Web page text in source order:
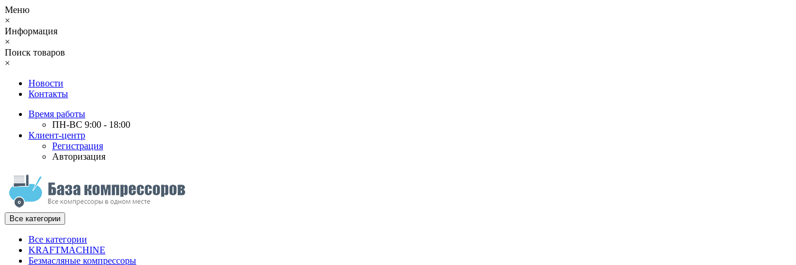
Меню
×
Информация
×
Поиск товаров
×
Новости
Контакты
Время работы
ПН-ВС 9:00 - 18:00
Клиент-центр
Регистрация
Авторизация
Все категории
Все категории
KRAFTMACHINE
Безмасляные компрессоры